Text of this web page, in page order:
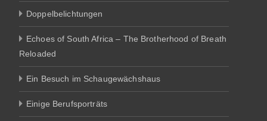
Doppelbelichtungen
Echoes of South Africa – The Brotherhood of Breath
Reloaded
Ein Besuch im Schaugewächshaus
Einige Berufsporträts